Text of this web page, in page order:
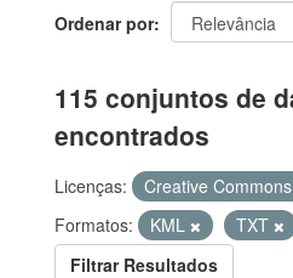
Ordenar por
115 conjuntos de
encontrados
Licenças:
Creative
Formatos:
KML TXT
Filtrar Resultados